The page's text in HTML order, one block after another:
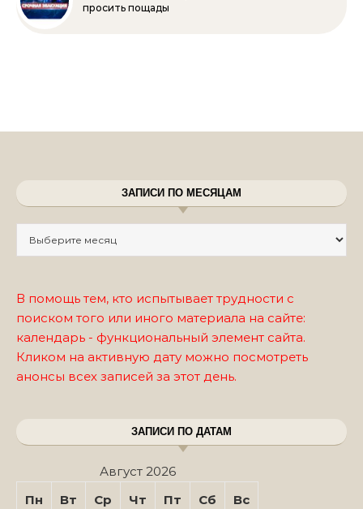
просить пощады
ЗАПИСИ ПО МЕСЯЦАМ
В помощь тем, кто испытывает трудности с
поиском того или иного материала на сайте:
календарь - функциональный элемент сайта.
Кликом на активную дату можно посмотреть
анонсы всех записей за этот день.
ЗАПИСИ ПО ДАТАМ
Август 2026
Пн
Вт Ср Чт Пт Сб Вс